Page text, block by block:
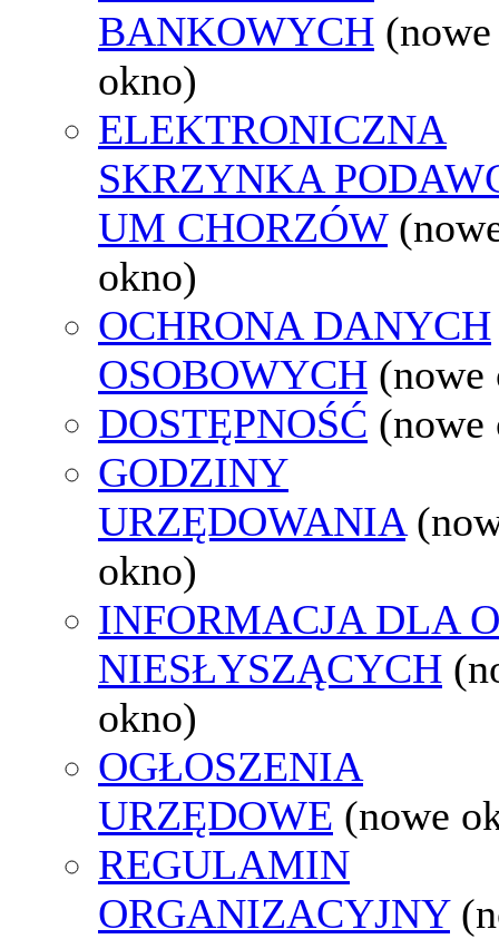
BANKOWYCH (nowe
okno)
ELEKTRONICZNA
SKRZYNKA
UM CHORZÓW
okno)
OCHRONA DANYCH
OSOBOWYCH (nowe
DOSTĘPNOŚĆ (nowe
GODZINY
URZĘDOWANIA
okno)
INFORMACJA DLA
NIESŁYSZĄCYCH
okno)
OGŁOSZENIA
URZĘDOWE (nowe
REGULAMIN
ORGANIZACYJNY